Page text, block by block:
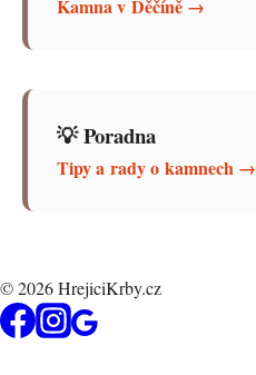
Kamna v Děčíně →
💡 Poradna
Tipy a rady o kamnech →
© 2026 HrejiciKrby.cz